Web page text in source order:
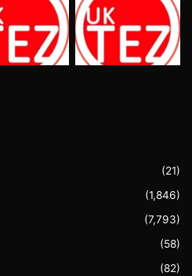
(21)
(1,846)
(7,793)
(58)
(82)